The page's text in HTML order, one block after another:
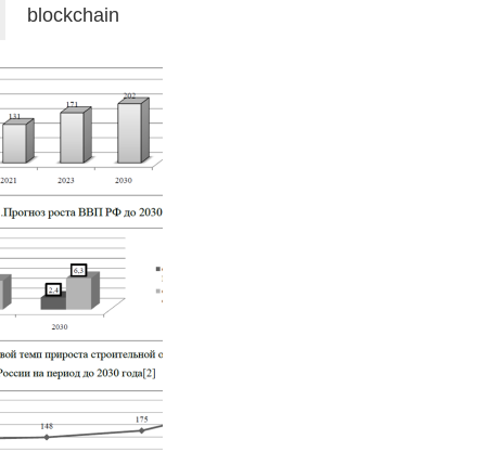
blockchain